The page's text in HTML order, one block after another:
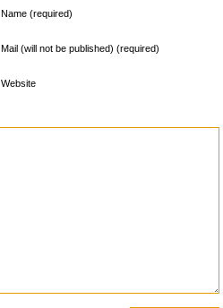
Name (required)
Mail (will not be published) (required)
Website